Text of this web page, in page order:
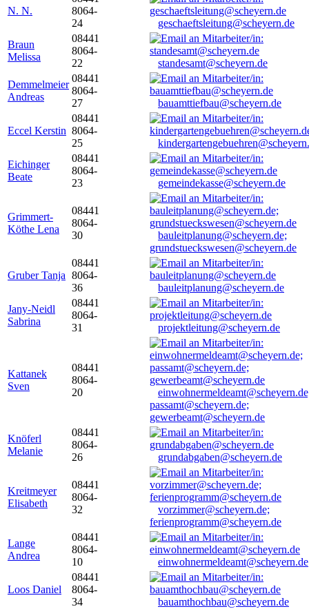
N. N.
8064-
24
geschaeftsleitung@scheyern.de
Braun
Melissa
08441
8064-
22
standesamt@scheyern.de
Demmelmeier
Andreas
08441
8064-
27
bauamttiefbau@scheyern.de
Eccel Kerstin
08441
8064-
25
Eichinger
Beate
08441
8064-
23
gemeindekasse@scheyern.de
Grimmert-
Köthe Lena
08441
8064-
30
bauleitplanung@scheyern.de;
grundstueckswesen@scheyern.de
Gruber Tanja
08441
8064-
36
bauleitplanung@scheyern.de
Jany-Neidl
Sabrina
08441
8064-
31
projektleitung@scheyern.de
Kattanek
Sven
08441
8064-
20
passamt@scheyern.de;
gewerbeamt@scheyern.de
Knöferl
Melanie
08441
8064-
26
grundabgaben@scheyern.de
Kreitmeyer
Elisabeth
08441
8064-
32
vorzimmer@scheyern.de;
ferienprogramm@scheyern.de
Lange
Andrea
08441
8064-
10
einwohnermeldeamt@scheyern.de
Loos Daniel
08441
8064-
34
bauamthochbau@scheyern.de